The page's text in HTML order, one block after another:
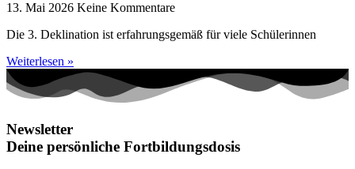
13. Mai 2026 Keine Kommentare
Die 3. Deklination ist erfahrungsgemäß für viele Schülerinnen
Weiterlesen »
Newsletter
Deine persönliche Fortbildungsdosis